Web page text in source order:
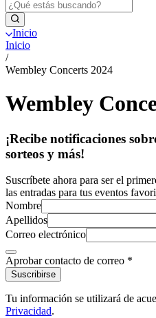
Inicio
Inicio
/
Wembley Concerts 2024
Wembley
¡Recibe notificaciones
sorteos y más!
Suscríbete ahora para ser el
las entradas para tus eventos
Nombre
Apellidos
Correo electrónico
Aprobar contacto de correo *
Suscribirse
Tu información se utilizará de
Privacidad.